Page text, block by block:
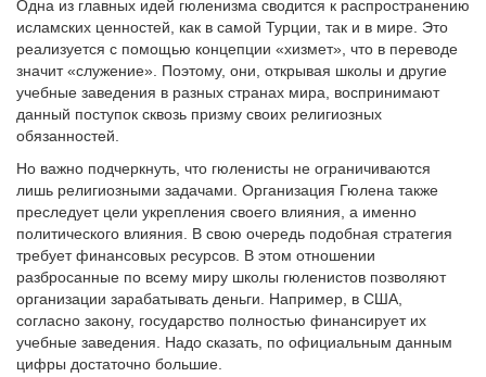
Одна из главных идей гюленизма сводится к распространению
исламских ценностей, как в самой Турции, так и в мире. Это
реализуется с помощью концепции «хизмет», что в переводе
значит «служение». Поэтому, они, открывая школы и другие
учебные заведения в разных странах мира, воспринимают
данный поступок сквозь призму своих религиозных
обязанностей.
Но важно подчеркнуть, что гюленисты не ограничиваются
лишь религиозными задачами. Организация Гюлена также
преследует цели укрепления своего влияния, а именно
политического влияния. В свою очередь подобная стратегия
требует финансовых ресурсов. В этом отношении
разбросанные по всему миру школы гюленистов позволяют
организации зарабатывать деньги. Например, в США,
согласно закону, государство полностью финансирует их
учебные заведения. Надо сказать, по официальным данным
цифры достаточно большие.